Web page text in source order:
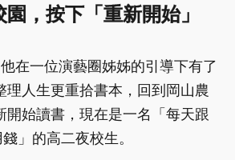
，按下「重新開始」
在一位演藝圈姊姊的引導下有了
理人生更重拾書本，回到岡山農
開始讀書，現在是一名「每天跟
」的高二夜校生。